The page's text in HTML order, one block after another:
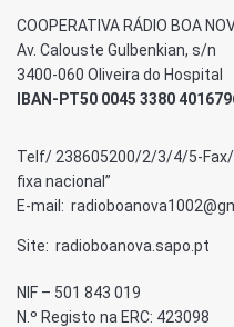
COOPERATIVA RÁDIO BOA
Av. Calouste Gulbenkian, s/n
3400-060 Oliveira do Hospital
IBAN-PT50 0045 3380
Telf/ 238605200/2/3/4/5-
fixa nacional”
E-mail:
Site: radioboanova.sapo.pt
NIF – 501 843 019
N.º Registo na ERC: 423098